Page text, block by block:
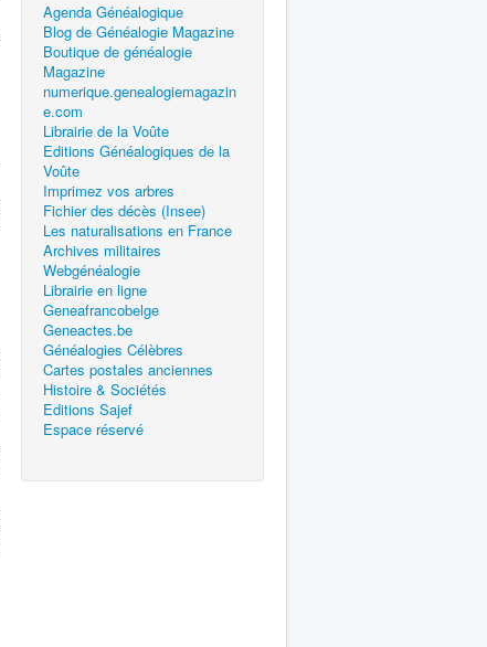
Agenda Généalogique
Blog de Généalogie Magazine
Boutique de généalogie
Magazine
numerique.genealogiemagazin
e.com
Librairie de la Voûte
Editions Généalogiques de la
Voûte
Imprimez vos arbres
Fichier des décès (Insee)
Les naturalisations en France
Archives militaires
Webgénéalogie
Librairie en ligne
Geneafrancobelge
Geneactes.be
Généalogies Célèbres
Cartes postales anciennes
Histoire & Sociétés
Editions Sajef
Espace réservé